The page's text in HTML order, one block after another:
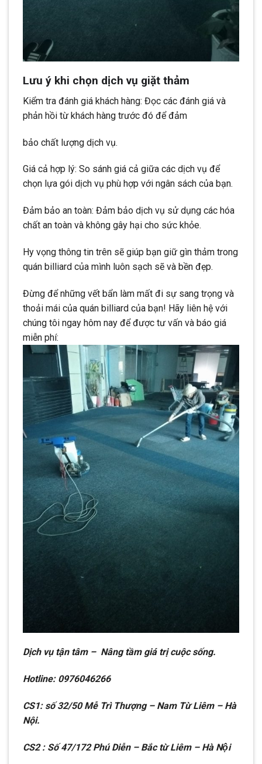
Lưu ý khi chọn dịch vụ giặt thảm
Kiểm tra đánh giá khách hàng: Đọc các đánh giá và
phản hồi từ khách hàng trước đó để đảm
bảo chất lượng dịch vụ.
Giá cả hợp lý: So sánh giá cả giữa các dịch vụ để
chọn lựa gói dịch vụ phù hợp với ngân sách của bạn.
Đảm bảo an toàn: Đảm bảo dịch vụ sử dụng các hóa
chất an toàn và không gây hại cho sức khỏe.
Hy vọng thông tin trên sẽ giúp bạn giữ gìn thảm trong
quán billiard của mình luôn sạch sẽ và bền đẹp.
Đừng để những vết bẩn làm mất đi sự sang trọng và
thoải mái của quán billiard của bạn! Hãy liên hệ với
chúng tôi ngay hôm nay để được tư vấn và báo giá
miễn phí:
Dịch vụ tận tâm – Nâng tầm giá trị cuộc sống.
Hotline: 0976046266
CS1: số 32/50 Mễ Trì Thượng – Nam Từ Liêm – Hà
Nội.
CS2 : Số 47/172 Phú Diễn – Bắc từ Liêm – Hà Nội